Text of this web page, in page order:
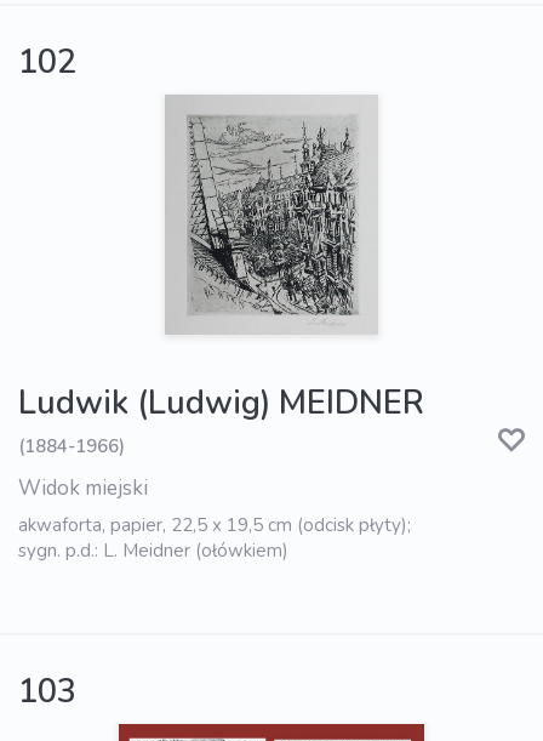
102
Ludwik (Ludwig) MEIDNER
(1884-1966)
Widok miejski
akwaforta, papier, 22,5 x 19,5 cm (odcisk płyty);
sygn. p.d.: L. Meidner (ołówkiem)
103